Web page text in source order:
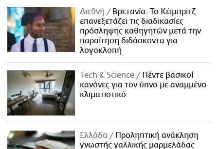
Διεθνή
Βρετανία: Το Κέιμπριτζ
επανεξετάζει τις διαδικασίες
πρόσληψης καθηγητών μετά την
παραίτηση διδάσκοντα για
λογοκλοπή
Τech & Science
Πέντε βασικοί
κανόνες για τον ύπνο με αναμμένο
κλιματιστικό
Ελλάδα
Προληπτική ανάκληση
γνωστής γαλλικής μαρμελάδας